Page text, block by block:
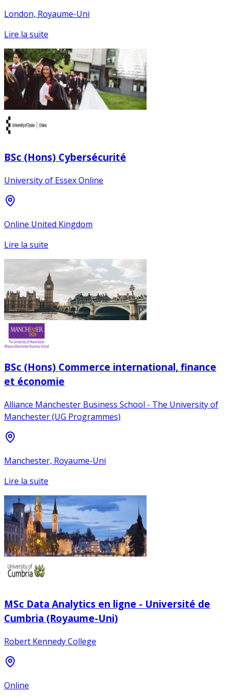
London, Royaume-Uni
Lire la suite
BSc (Hons) Cybersécurité
University of Essex Online
Online United Kingdom
Lire la suite
BSc (Hons) Commerce international, finance
et économie
Alliance Manchester Business School - The University of
Manchester (UG Programmes)
Manchester, Royaume-Uni
Lire la suite
MSc Data Analytics en ligne - Université de
Cumbria (Royaume-Uni)
Robert Kennedy College
Online